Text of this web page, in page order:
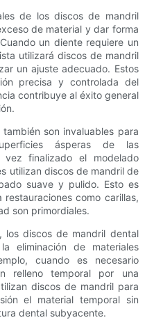
de los discos de mandril
de material y dar forma
un diente requiere un
utilizará discos de mandril
un ajuste adecuado. Estos
precisa y controlada del
contribuye al éxito general
son invaluables para
ásperas de las
vez finalizado el modelado
utilizan discos de mandril de
suave y pulido. Esto es
como carillas,
son primordiales.
los discos de mandril dental
eliminación de materiales
cuando es necesario
relleno temporal por una
discos de mandril para
el material temporal sin
dental subyacente.